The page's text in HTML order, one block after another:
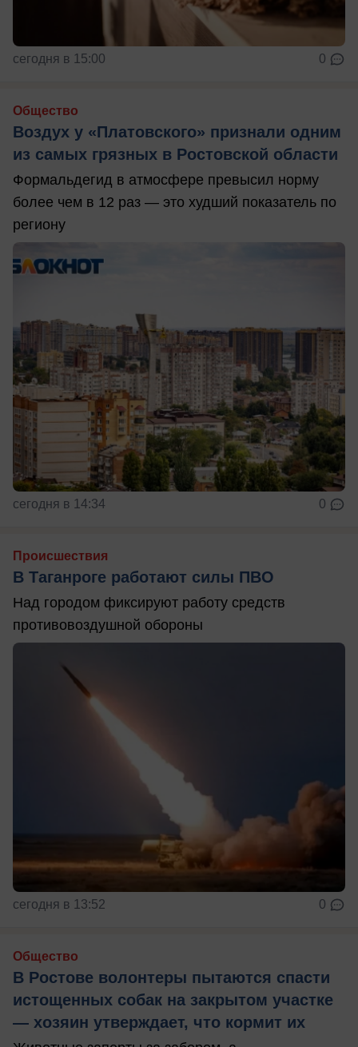
сегодня в 15:00 0
Общество
Воздух у «Платовского» признали одним
из самых грязных в Ростовской области
Формальдегид в атмосфере превысил норму
более чем в 12 раз — это худший показатель по
региону
сегодня в 14:34 0
Происшествия
В Таганроге работают силы ПВО
Над городом фиксируют работу средств
противовоздушной обороны
сегодня в 13:52 0
Общество
В Ростове волонтеры пытаются спасти
истощенных собак на закрытом участке
— хозяин утверждает, что кормит их